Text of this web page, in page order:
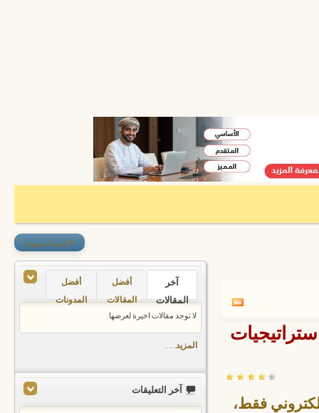
فقط،
+ إنشاء مدونة
آخر
المقالات
أفضل
المقالات
أفضل
المدونات
لا توجد مقالات اخيرة لعرضها.
المزيد. . .
آخر التعليقات